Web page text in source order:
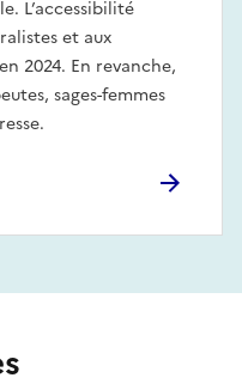
L’accessibilité
et aux
2024. En revanche,
sages-femmes